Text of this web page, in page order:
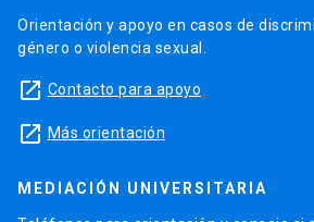
Orientación y apoyo en casos de
género o violencia sexual.
launch Contacto para apoyo
launch Más orientación
MEDIACIÓN UNIVERSITARIA